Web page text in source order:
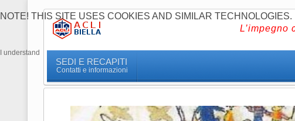
NOTE! THIS SITE USES COOKIES AND SIMILAR TECHNOLOGIES.
I understand
SEDI E RECAPITI
Contatti e informazioni